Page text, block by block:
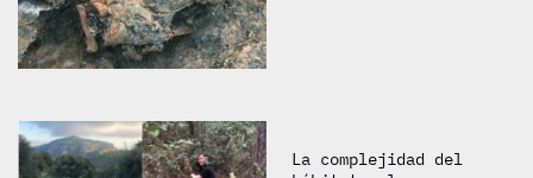
La complejidad del